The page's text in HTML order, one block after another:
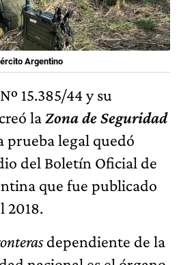
Argentino
15.385/44 y su
laZona de Seguridad
prueba legal quedó
del Boletín Oficial de
que fue publicado
2018.
dependiente de la